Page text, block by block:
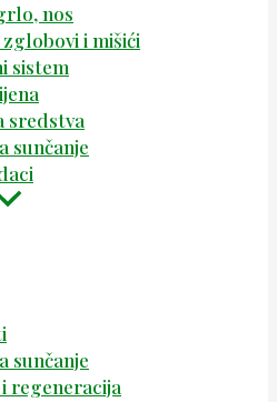
nos
i mišići
sistem
sredstva
sunčanje
sunčanje
regeneracija